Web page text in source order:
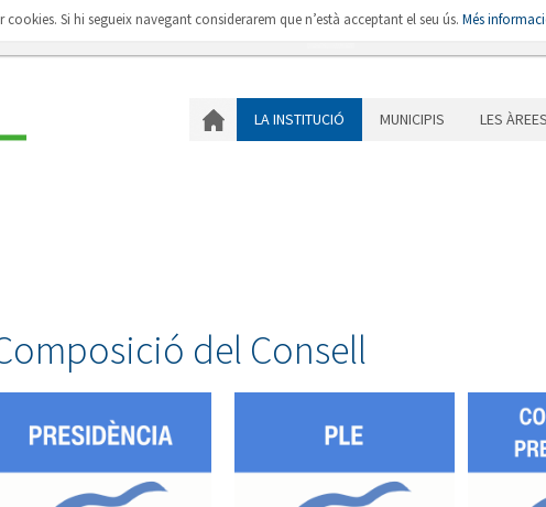
LA INSTITUCIÓ
LA INSTITUCIÓ MUNICIPIS LES ÀREES
del Consell
cookies. Si hi segueix navegant considerarem que n’està acceptant el seu ús. Més